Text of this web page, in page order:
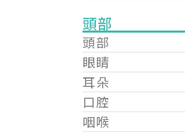
頭部
頭部
眼睛
耳朵
口腔
咽喉